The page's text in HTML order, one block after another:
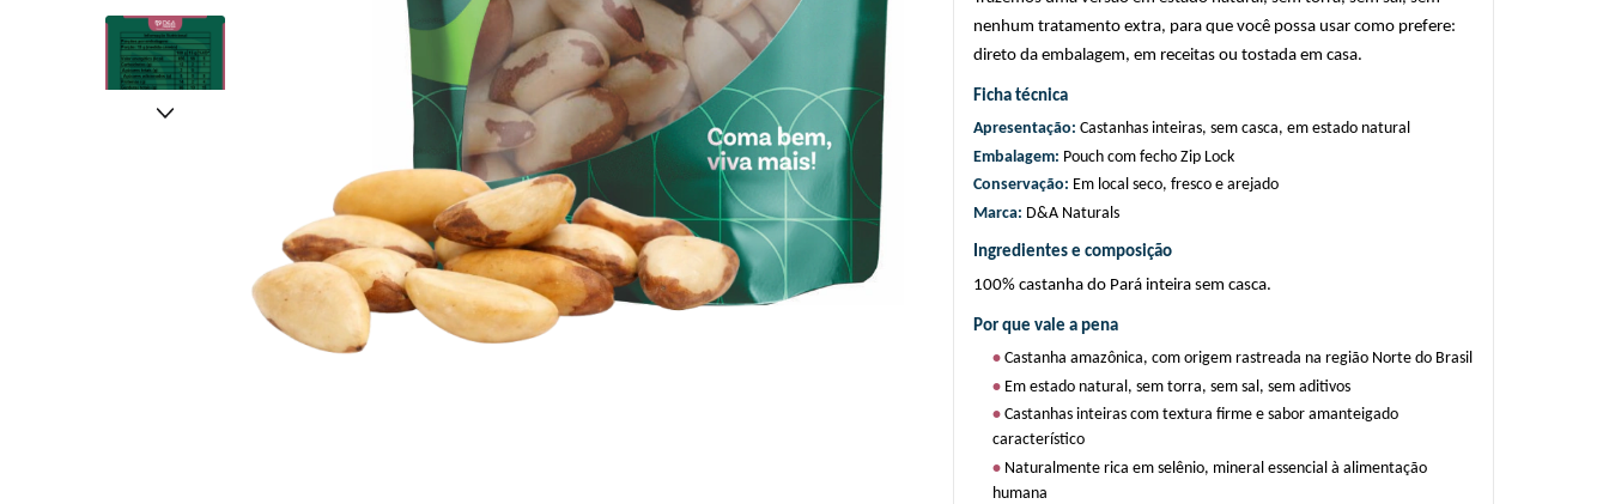
nenhum tratamento extra, para que você possa usar como prefere:
direto da embalagem, em receitas ou tostada em casa.
Ficha técnica
Apresentação: Castanhas inteiras, sem casca, em estado natural
Embalagem: Pouch com fecho Zip Lock
Conservação: Em local seco, fresco e arejado
Marca: D&A Naturals
Ingredientes e composição
100% castanha do Pará inteira sem casca.
Por que vale a pena
• Castanha amazônica, com origem rastreada na região Norte do Brasil
• Em estado natural, sem torra, sem sal, sem aditivos
• Castanhas inteiras com textura firme e sabor amanteigado
característico
• Naturalmente rica em selênio, mineral essencial à alimentação
humana